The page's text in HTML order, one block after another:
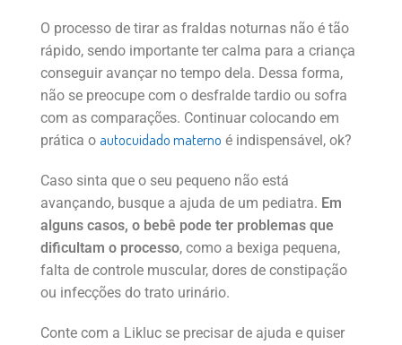
O processo de tirar as fraldas noturnas não é tão
rápido, sendo importante ter calma para a criança
conseguir avançar no tempo dela. Dessa forma,
não se preocupe com o desfralde tardio ou sofra
com as comparações. Continuar colocando em
prática o autocuidado materno é indispensável, ok?
Caso sinta que o seu pequeno não está
avançando, busque a ajuda de um pediatra. Em
alguns casos, o bebê pode ter problemas que
dificultam o processo, como a bexiga pequena,
falta de controle muscular, dores de constipação
ou infecções do trato urinário.
Conte com a Likluc se precisar de ajuda e quiser